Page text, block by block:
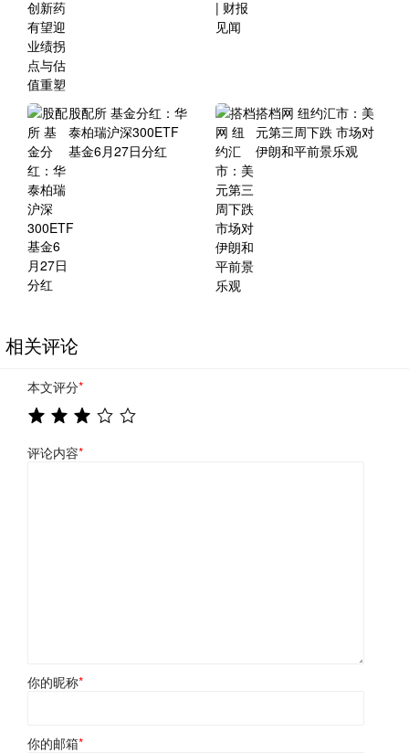
股配所 基金分红：华
泰柏瑞沪深300ETF
基金6月27日分红
搭档网 纽约汇市：美
元第三周下跌 市场对
伊朗和平前景乐观
相关评论
本文评分*
评论内容*
你的昵称*
你的邮箱*